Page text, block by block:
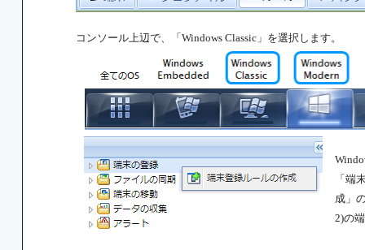
コンソール上辺で、「Windows Classic」を選択します。
「端
成」
2)の